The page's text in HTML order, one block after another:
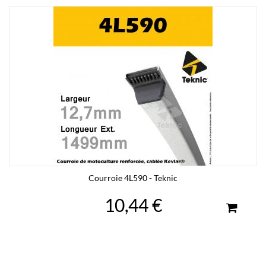
Courroie 4L590 - Teknic
10,44 €